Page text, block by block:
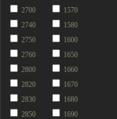
2700
2740
2750
2760
2800
2820
2830
2850
1570
1580
1600
1650
1660
1670
1680
1690